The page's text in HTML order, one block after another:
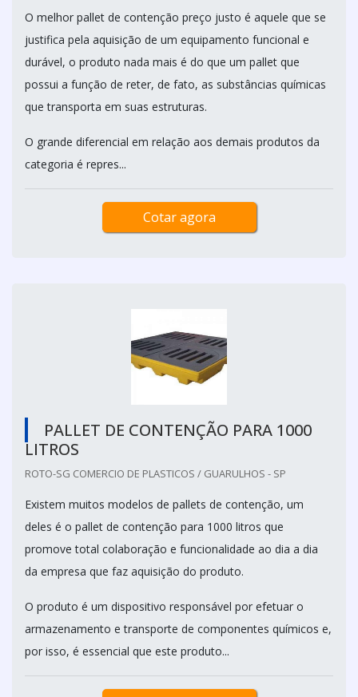
O melhor pallet de contenção preço justo é aquele que se
justifica pela aquisição de um equipamento funcional e
durável, o produto nada mais é do que um pallet que
possui a função de reter, de fato, as substâncias químicas
que transporta em suas estruturas.
O grande diferencial em relação aos demais produtos da
categoria é repres...
Cotar agora
PALLET DE CONTENÇÃO PARA 1000
LITROS
ROTO-SG COMERCIO DE PLASTICOS / GUARULHOS - SP
Existem muitos modelos de pallets de contenção, um
deles é o pallet de contenção para 1000 litros que
promove total colaboração e funcionalidade ao dia a dia
da empresa que faz aquisição do produto.
O produto é um dispositivo responsável por efetuar o
armazenamento e transporte de componentes químicos e,
por isso, é essencial que este produto...